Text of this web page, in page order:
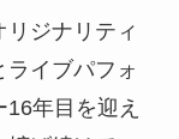
ジナリティ
イブパフォ
年目を迎え